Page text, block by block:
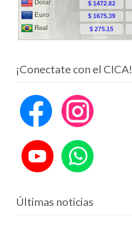
¡Conectate con el CICA!
Últimas noticias